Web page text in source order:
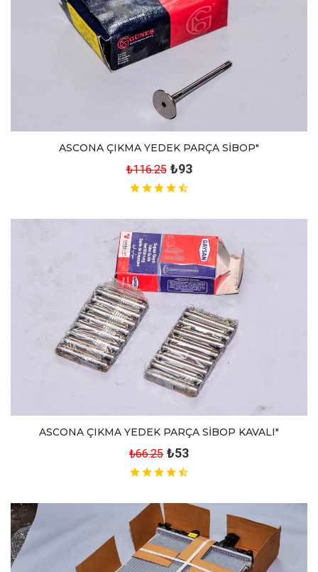
ASCONA ÇIKMA YEDEK PARÇA SİBOP"
₺116.25 ₺93
ASCONA ÇIKMA YEDEK PARÇA SİBOP KAVALI"
₺66.25 ₺53